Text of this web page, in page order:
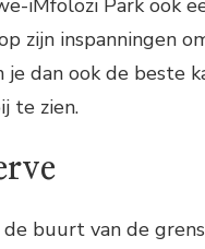
zijn inspanningen
dan ook de beste
te zien.
buurt van de